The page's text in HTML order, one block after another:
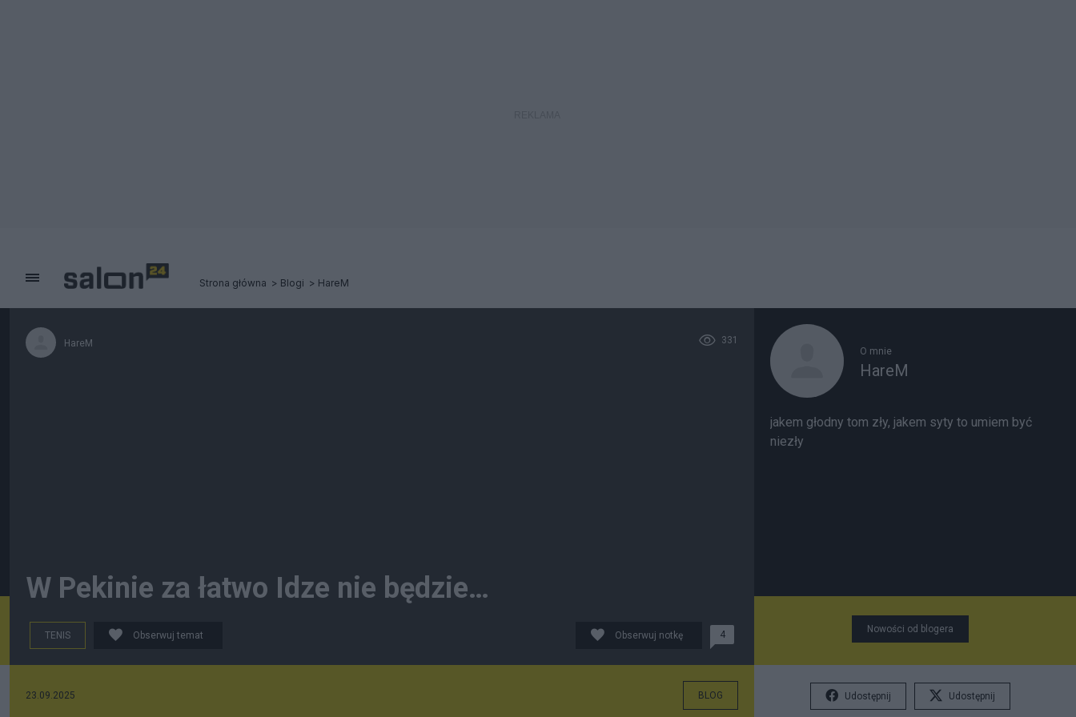
Strona główna Blogi HareM
HareM 331
W Pekinie za łatwo Idze nie będzie…
TENIS Obserwuj temat Obserwuj notkę 4
23.09.2025 BLOG
O mnie
HareM
jakem głodny tom zły, jakem syty to umiem być
niezły
Nowości od blogera
Udostępnij Udostępnij